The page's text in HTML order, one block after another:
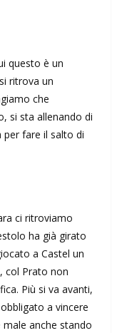
questo è un
ritrova un
che
si sta allenando di
fare il salto di
ci ritroviamo
ha già girato
a Castel un
col Prato non
Più si va avanti,
a vincere
anche stando